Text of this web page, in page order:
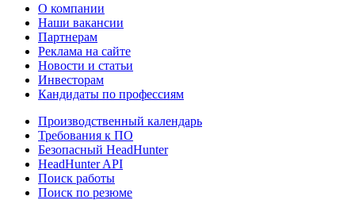
О компании
Наши вакансии
Партнерам
Реклама на сайте
Новости и статьи
Инвесторам
Кандидаты по профессиям
Производственный календарь
Требования к ПО
Безопасный HeadHunter
HeadHunter API
Поиск работы
Поиск по резюме